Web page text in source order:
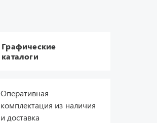
Графические
каталоги
Оперативная
комплектация из наличия
и доставка